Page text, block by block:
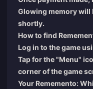
Glowing memory will
shortly.
How to find
Log in to the game
Tap for the "Menu"
corner of the game
Your Rememento: